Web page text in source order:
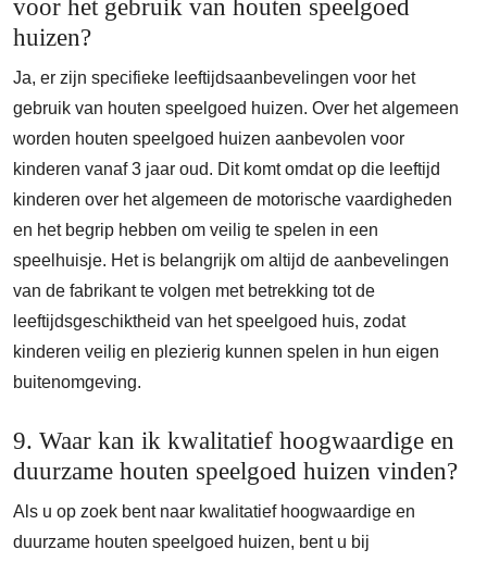
voor het gebruik van houten speelgoed
huizen?
Ja, er zijn specifieke leeftijdsaanbevelingen voor het
gebruik van houten speelgoed huizen. Over het algemeen
worden houten speelgoed huizen aanbevolen voor
kinderen vanaf 3 jaar oud. Dit komt omdat op die leeftijd
kinderen over het algemeen de motorische vaardigheden
en het begrip hebben om veilig te spelen in een
speelhuisje. Het is belangrijk om altijd de aanbevelingen
van de fabrikant te volgen met betrekking tot de
leeftijdsgeschiktheid van het speelgoed huis, zodat
kinderen veilig en plezierig kunnen spelen in hun eigen
buitenomgeving.
9. Waar kan ik kwalitatief hoogwaardige en
duurzame houten speelgoed huizen vinden?
Als u op zoek bent naar kwalitatief hoogwaardige en
duurzame houten speelgoed huizen, bent u bij